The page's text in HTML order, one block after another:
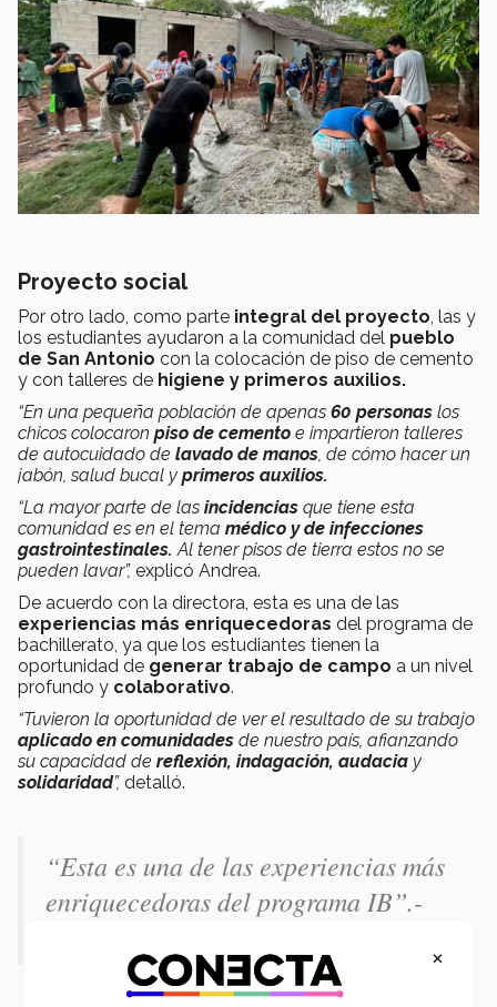
Proyecto social
Por otro lado, como parte integral del proyecto, las y
los estudiantes ayudaron a la comunidad del pueblo
de San Antonio con la colocación de piso de cemento
y con talleres de higiene y primeros auxilios.
“En una pequeña población de apenas 60 personas los
chicos colocaron piso de cemento e impartieron talleres
de autocuidado de lavado de manos, de cómo hacer un
jabón, salud bucal y primeros auxilios.
“La mayor parte de las incidencias que tiene esta
comunidad es en el tema médico y de infecciones
gastrointestinales. Al tener pisos de tierra estos no se
pueden lavar”, explicó Andrea.
De acuerdo con la directora, esta es una de las
experiencias más enriquecedoras del programa de
bachillerato, ya que los estudiantes tienen la
oportunidad de generar trabajo de campo a un nivel
profundo y colaborativo.
“Tuvieron la oportunidad de ver el resultado de su trabajo
aplicado en comunidades de nuestro país, afianzando
su capacidad de reflexión, indagación, audacia y
solidaridad”, detalló.
“Esta es una de las experiencias más
enriquecedoras del programa IB”.-
×